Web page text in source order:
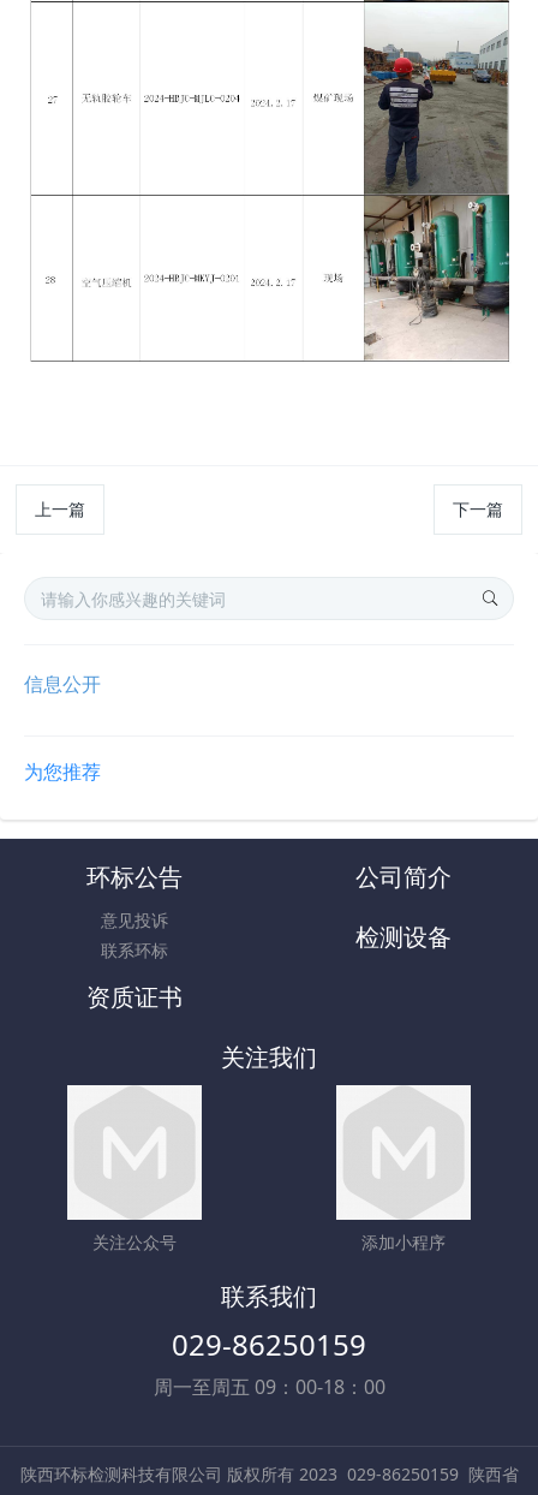
上一篇 下一篇
信息公开
为您推荐
环标公告
意见投诉
联系环标
公司简介
检测设备
资质证书
关注我们
关注公众号 添加小程序
联系我们
029-86250159
周一至周五 09：00-18：00
陕西环标检测科技有限公司 版权所有 2023 029-86250159 陕西省